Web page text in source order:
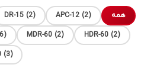
همه APC-12 (2)
DR-15 (2)
HDR-60 (2)
MDR-60 (2)
(3)